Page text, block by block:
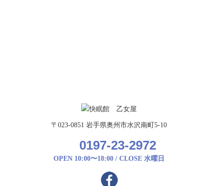
〒023-0851 岩手県奥州市水沢南町5-10
0197-23-2972
OPEN 10:00〜18:00 / CLOSE 水曜日